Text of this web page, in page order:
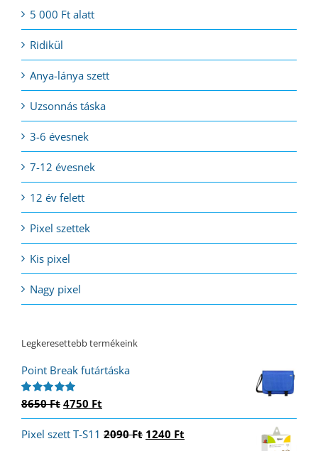
5 000 Ft alatt
Ridikül
Anya-lánya szett
Uzsonnás táska
3-6 évesnek
7-12 évesnek
12 év felett
Pixel szettek
Kis pixel
Nagy pixel
Legkeresettebb termékeink
Point Break futártáska
Értékelés:
8650Ft Original
price
was:
4750 Ft
price
is:
Pixel szett T-S11 2090Ft Original
1240 Ft